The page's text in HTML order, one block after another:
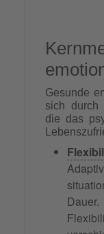
Gesunde
sich durch
die das